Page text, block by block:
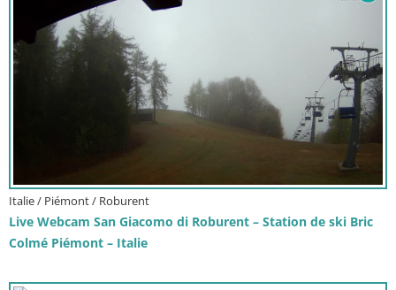
Italie / Piémont / Roburent
Live Webcam San Giacomo di Roburent – Station de ski Bric
Colmé Piémont – Italie